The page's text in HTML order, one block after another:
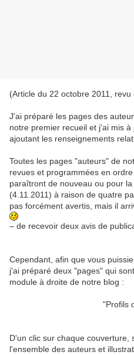
(Article du 22 octobre 2011,
J'ai préparé les pages des
notre premier recueil et j'ai mis
ajoutant les renseignements
Toutes les pages "auteurs" de
revues et programmées en
paraîtront de nouveau ou pour
(4.11.2011) à raison de quatre
pas forcément avertis, mais il
– de recevoir deux avis de
Cependant, afin que vous
j'ai préparé deux "pages" qui
module à droite de notre blog :
"Profils
D'un clic sur chaque couverture,
l'ensemble des auteurs et